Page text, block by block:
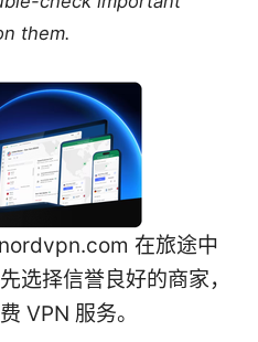
them.
在旅途中
选择信誉良好的商家，
VPN 服务。